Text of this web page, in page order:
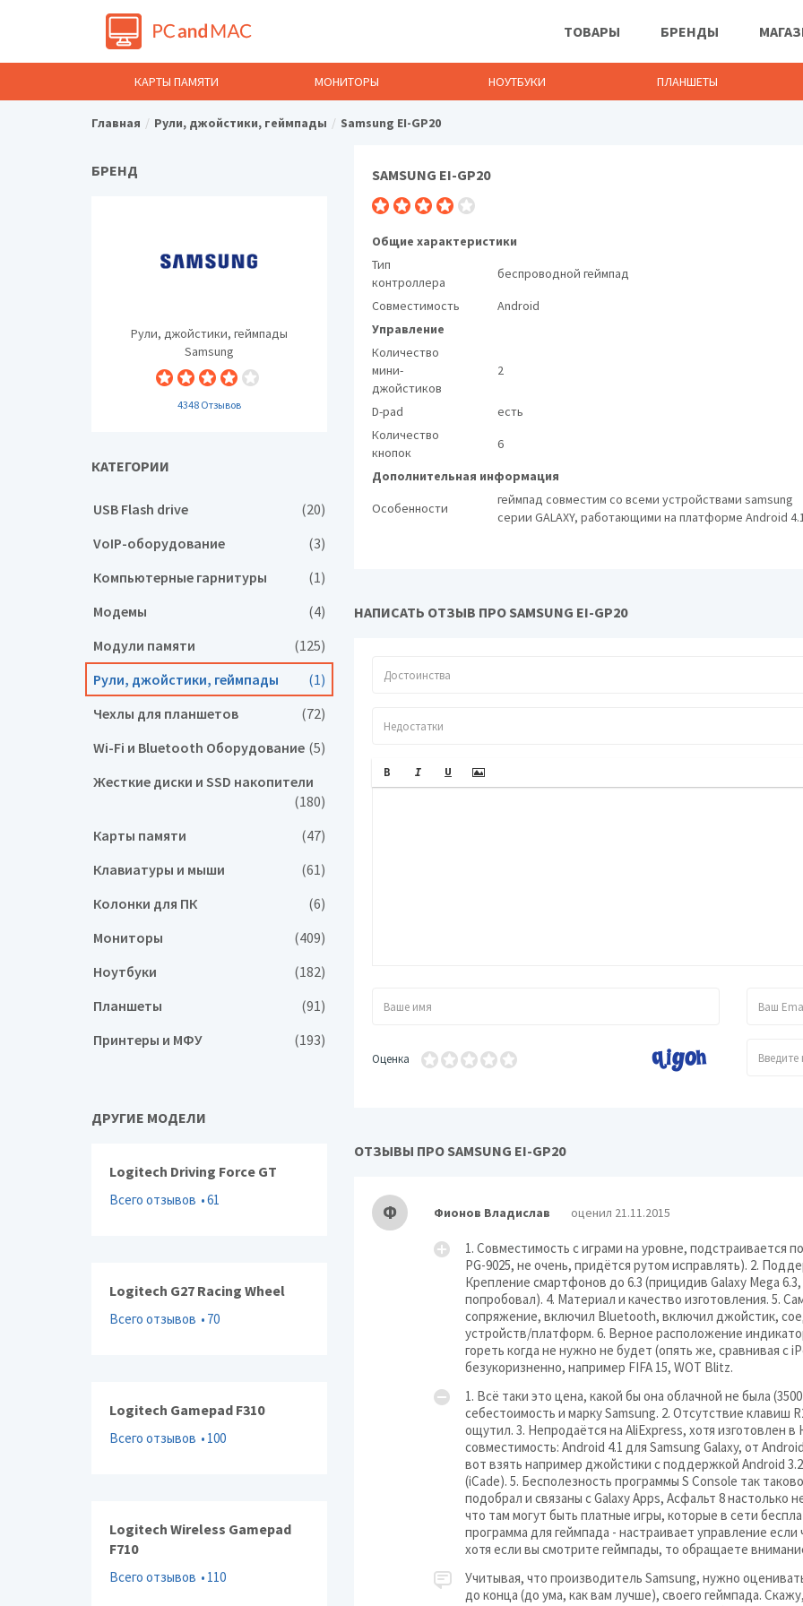
ТОВАРЫ БРЕНДЫ
КАРТЫ ПАМЯТИ МОНИТОРЫ НОУТБУКИ ПЛАНШЕТЫ
Главная Рули, джойстики, геймпады Samsung EI-GP20
SAMSUNG EI-GP20
Общие характеристики
Тип
контроллера
беспроводной геймпад
Совместимость
Android
Управление
Количество
мини-
джойстиков
2
D-pad
есть
Количество
кнопок
6
Дополнительная информация
Особенности
геймпад совместим со всеми устройствами samsung
серии GALAXY, работающими на платформе Android
НАПИСАТЬ ОТЗЫВ ПРО SAMSUNG EI-GP20
Оценка
ОТЗЫВЫ ПРО SAMSUNG EI-GP20
Ф Фионов Владислав оценил 21.11.2015
1. Совместимость с играми на уровне, подстраивается
PG-9025, не очень, придётся рутом исправлять). 2.
Крепление смартфонов до 6.3 (прицидив Galaxy Mega
попробовал). 4. Материал и качество изготовления. 5.
сопряжение, включил Bluetooth, включил джойстик,
устройств/платформ. 6. Верное расположение
гореть когда не нужно не будет (опять же, сравнивая с
безукоризненно, например FIFA 15, WOT Blitz.
1. Всё таки это цена, какой бы она облачной не была
себестоимость и марку Samsung. 2. Отсутствие клавиш
ощутил. 3. Непродаётся на AliExpress, хотя изготовлен в
совместимость: Android 4.1 для Samsung Galaxy, от
вот взять например джойстики с поддержкой Android
(iCade). 5. Бесполезность программы S Console так
подобрал и связаны с Galaxy Apps, Асфальт 8 настолько
что там могут быть платные игры, которые в сети
программа для геймпада - настраивает управление
хотя если вы смотрите геймпады, то обращаете
Учитывая, что производитель Samsung, нужно
до конца (до ума, как вам лучше), своего геймпада.
БРЕНД
Рули, джойстики, геймпады
Samsung
4348 Отзывов
КАТЕГОРИИ
USB Flash drive (20)
VoIP-оборудование (3)
Компьютерные гарнитуры (1)
Модемы (4)
Модули памяти (125)
Рули, джойстики, геймпады (1)
Чехлы для планшетов (72)
Wi-Fi и Bluetooth Оборудование (5)
Жесткие диски и SSD накопители
(180)
Карты памяти (47)
Клавиатуры и мыши (61)
Колонки для ПК (6)
Мониторы (409)
Ноутбуки (182)
Планшеты (91)
Принтеры и МФУ (193)
ДРУГИЕ МОДЕЛИ
Logitech Driving Force GT
Всего отзывов 61
Logitech Driving Force GT
Logitech G27 Racing Wheel
Всего отзывов 70
Logitech G27 Racing Wheel
Logitech Gamepad F310
Всего отзывов 100
Logitech Gamepad F310
Logitech Wireless Gamepad
F710
Всего отзывов 110
Logitech Wireless Gamepad F710